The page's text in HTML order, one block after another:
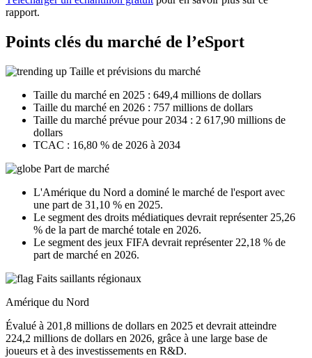
rapport.
Points clés du marché de l’eSport
Taille et prévisions du marché
Taille du marché en 2025 : 649,4 millions de dollars
Taille du marché en 2026 : 757 millions de dollars
Taille du marché prévue pour 2034 : 2 617,90 millions de
dollars
TCAC : 16,80 % de 2026 à 2034
Part de marché
L'Amérique du Nord a dominé le marché de l'esport avec
une part de 31,10 % en 2025.
Le segment des droits médiatiques devrait représenter 25,26
% de la part de marché totale en 2026.
Le segment des jeux FIFA devrait représenter 22,18 % de
part de marché en 2026.
Faits saillants régionaux
Amérique du Nord
Évalué à 201,8 millions de dollars en 2025 et devrait atteindre
224,2 millions de dollars en 2026, grâce à une large base de
joueurs et à des investissements en R&D.